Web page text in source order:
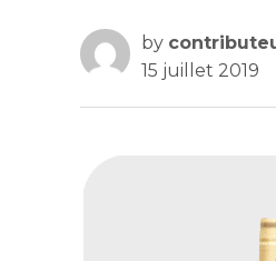
by
15 juillet 2019